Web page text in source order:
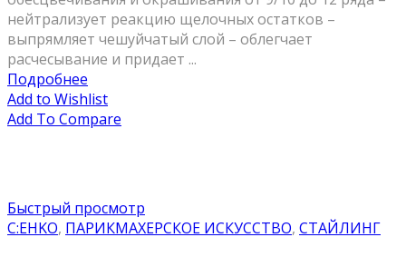
нейтрализует реакцию щелочных остатков –
выпрямляет чешуйчатый слой – облегчает
расчесывание и придает ...
Подробнее
Add to Wishlist
Add To Compare
Быстрый просмотр
C:EHKO, ПАРИКМАХЕРСКОЕ ИСКУССТВО, СТАЙЛИНГ